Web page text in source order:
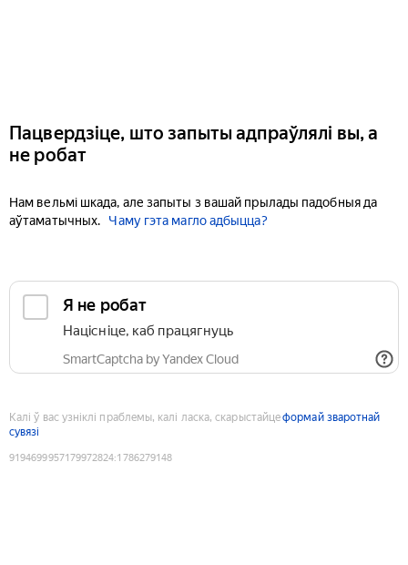
Пацвердзіце, што запыты адпраўлялі вы, а
не робат
Нам вельмі шкада, але запыты з вашай прылады падобныя да
аўтаматычных.
Чаму гэта магло адбыцца?
Я не робат
Націсніце, каб працягнуць
SmartCaptcha by Yandex Cloud
Калі ў вас узніклі праблемы, калі ласка, скарыстайцеформай зваротнай
сувязі
9194699957179972824:1786279148